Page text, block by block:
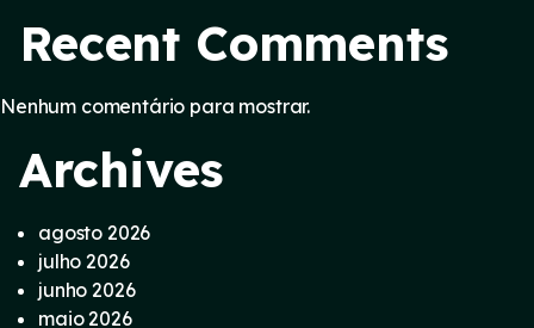
Recent Comments
Nenhum comentário para mostrar.
Archives
agosto 2026
julho 2026
junho 2026
maio 2026